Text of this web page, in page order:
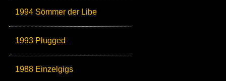
1994 Sömmer der Libe
1993 Plugged
1988 Einzelgigs